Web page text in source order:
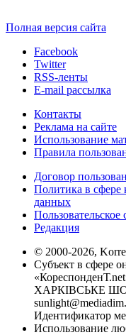
Полная версия сайта
Facebook
Twitter
RSS-ленты
E-mail рассылка
Контакты
Реклама на сайте
Использование
Правила
Договор
Политика в сфере
данных
Пользовательское
Редакция
© 2000-2026,
Субъект в сфере
ХАРКІВСЬКЕ
Идентификатор
Использование